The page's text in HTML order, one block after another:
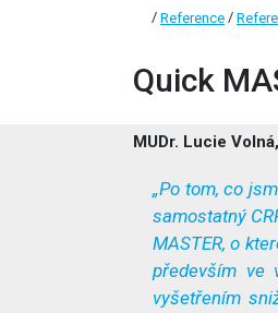
/ Reference /
Quick
MUDr. Lucie Volná,
„Po tom, co
samostatný
MASTER, o
především ve
vyšetřením